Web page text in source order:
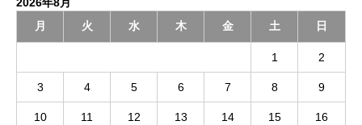
2026年8月
月
火 水 木 金 土 日
1 2
3 4 5 6 7 8 9
10 11 12 13 14 15 16